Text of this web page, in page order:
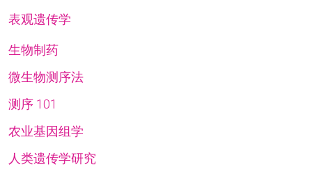
表观遗传学
生物制药
微生物测序法
测序 101
农业基因组学
人类遗传学研究